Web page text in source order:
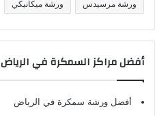
ورشة مرسيدس ورشة ميكانيكي
أفضل مراكز السمكرة في الرياض
أفضل ورشة سمكرة في الرياض